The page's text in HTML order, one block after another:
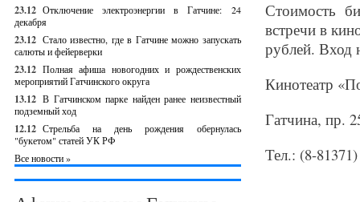
23.12 Отключение электроэнергии в Гатчине: 24
декабря
23.12 Стало известно, где в Гатчине можно запускать
салюты и фейерверки
23.12 Полная афиша новогодних и рождественских
мероприятий Гатчинского округа
13.12 В Гатчинском парке найден ранее неизвестный
подземный ход
12.12 Стрельба на день рождения обернулась
"букетом" статей УК РФ
Все новости »
Стоимость
встречи в
рублей. Вход
Кинотеатр
Гатчина, пр.
Тел.: (8-